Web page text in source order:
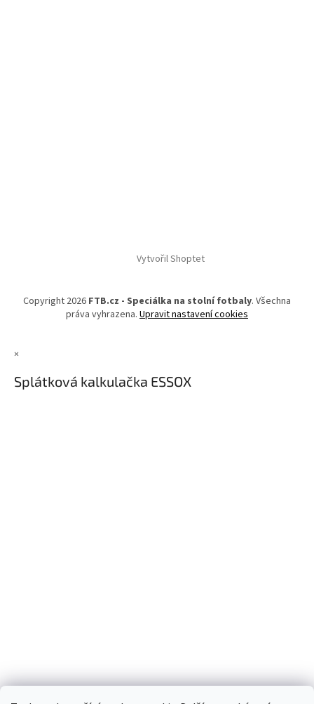
Vytvořil Shoptet
Copyright 2026 FTB.cz - Speciálka na stolní fotbaly. Všechna
práva vyhrazena. Upravit nastavení cookies
×
Splátková kalkulačka ESSOX